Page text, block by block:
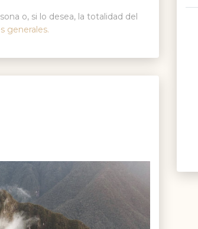
o, si lo desea, la totalidad del
generales.